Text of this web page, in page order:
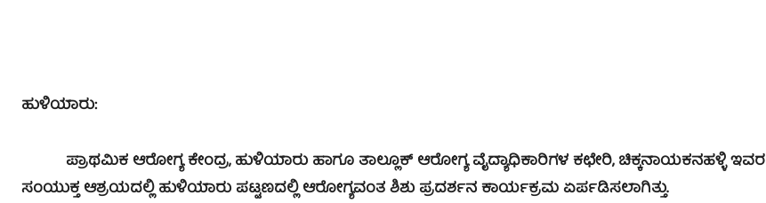
ಹುಳಿಯಾರು:
ಪ್ರಾಥಮಿಕ ಆರೋಗ್ಯ ಕೇಂದ್ರ, ಹುಳಿಯಾರು ಹಾಗೂ ತಾಲ್ಲೂಕ್ ಆರೋಗ್ಯ ವೈದ್ಯಾಧಿಕಾರಿಗಳ ಕಛೇರಿ, ಚಿಕ್ಕನಾಯಕನಹಳ್ಳಿ ಇವರ
ಸಂಯುಕ್ತ ಆಶ್ರಯದಲ್ಲಿ ಹುಳಿಯಾರು ಪಟ್ಟಣದಲ್ಲಿ ಆರೋಗ್ಯವಂತ ಶಿಶು ಪ್ರದರ್ಶನ ಕಾರ್ಯಕ್ರಮ ಏರ್ಪಡಿಸಲಾಗಿತ್ತು.